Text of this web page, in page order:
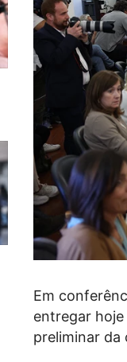
Em
entregar
preliminar da